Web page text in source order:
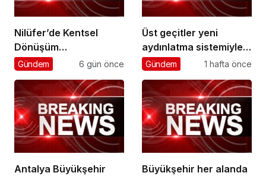
Nilüfer’de Kentsel
Dönüşüm
Koordinasyon
Gündem 6 gün önce
Üst geçitler yeni
aydınlatma sistemiyle
daha güvenli
Gündem 1 hafta önce
Antalya Büyükşehir
Büyükşehir her alanda